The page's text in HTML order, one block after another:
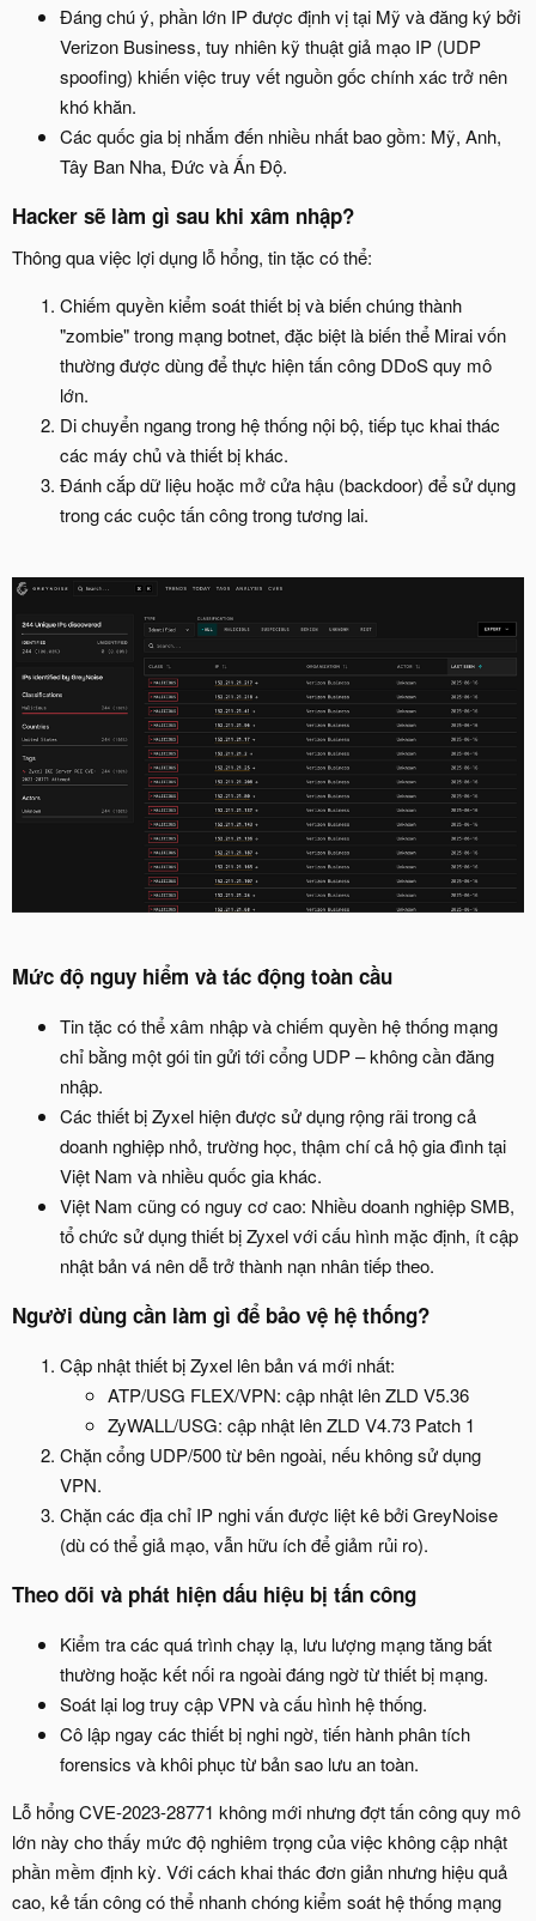
Đáng chú ý, phần lớn IP được định vị tại Mỹ và đăng ký bởi
Verizon Business, tuy nhiên kỹ thuật giả mạo IP (UDP
spoofing) khiến việc truy vết nguồn gốc chính xác trở nên
khó khăn.
Các quốc gia bị nhắm đến nhiều nhất bao gồm: Mỹ, Anh,
Tây Ban Nha, Đức và Ấn Độ.
Hacker sẽ làm gì sau khi xâm nhập?
Thông qua việc lợi dụng lỗ hổng, tin tặc có thể:
Chiếm quyền kiểm soát thiết bị và biến chúng thành
"zombie" trong mạng botnet, đặc biệt là biến thể Mirai vốn
thường được dùng để thực hiện tấn công DDoS quy mô
lớn.
Di chuyển ngang trong hệ thống nội bộ, tiếp tục khai thác
các máy chủ và thiết bị khác.
Đánh cắp dữ liệu hoặc mở cửa hậu (backdoor) để sử dụng
trong các cuộc tấn công trong tương lai.
Mức độ nguy hiểm và tác động toàn cầu
Tin tặc có thể xâm nhập và chiếm quyền hệ thống mạng
chỉ bằng một gói tin gửi tới cổng UDP – không cần đăng
nhập.
Các thiết bị Zyxel hiện được sử dụng rộng rãi trong cả
doanh nghiệp nhỏ, trường học, thậm chí cả hộ gia đình tại
Việt Nam và nhiều quốc gia khác.
Việt Nam cũng có nguy cơ cao: Nhiều doanh nghiệp SMB,
tổ chức sử dụng thiết bị Zyxel với cấu hình mặc định, ít cập
nhật bản vá nên dễ trở thành nạn nhân tiếp theo.
Người dùng cần làm gì để bảo vệ hệ thống?
Cập nhật thiết bị Zyxel lên bản vá mới nhất:
ATP/USG FLEX/VPN: cập nhật lên ZLD V5.36
ZyWALL/USG: cập nhật lên ZLD V4.73 Patch 1
Chặn cổng UDP/500 từ bên ngoài, nếu không sử dụng
VPN.
Chặn các địa chỉ IP nghi vấn được liệt kê bởi GreyNoise
(dù có thể giả mạo, vẫn hữu ích để giảm rủi ro).
Theo dõi và phát hiện dấu hiệu bị tấn công
Kiểm tra các quá trình chạy lạ, lưu lượng mạng tăng bất
thường hoặc kết nối ra ngoài đáng ngờ từ thiết bị mạng.
Soát lại log truy cập VPN và cấu hình hệ thống.
Cô lập ngay các thiết bị nghi ngờ, tiến hành phân tích
forensics và khôi phục từ bản sao lưu an toàn.
Lỗ hổng CVE-2023-28771 không mới nhưng đợt tấn công quy mô
lớn này cho thấy mức độ nghiêm trọng của việc không cập nhật
phần mềm định kỳ. Với cách khai thác đơn giản nhưng hiệu quả
cao, kẻ tấn công có thể nhanh chóng kiểm soát hệ thống mạng